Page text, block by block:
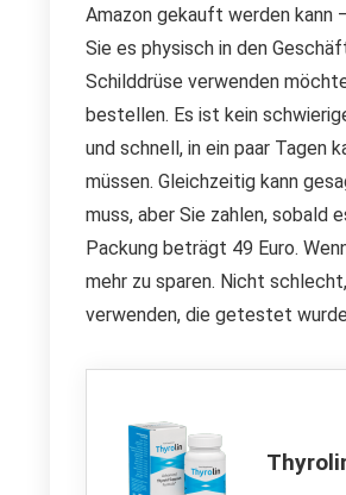
Amazon gekauft werden kann
Sie es physisch in den
Schilddrüse verwenden
bestellen. Es ist kein
und schnell, in ein paar Tagen
müssen. Gleichzeitig kann
muss, aber Sie zahlen, sobald
Packung beträgt 49 Euro.
mehr zu sparen. Nicht
verwenden, die getestet